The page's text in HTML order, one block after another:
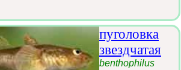
пуголовка
звездчатая
benthophilus